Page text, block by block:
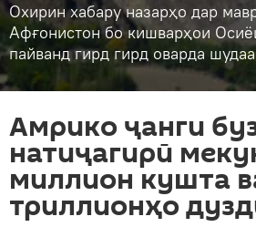
Охирин хабару назарҳо дар
Афғонистон бо кишварҳои
пайванд гирд гирд оварда
Амрико ҷанги
натиҷагирӣ
миллион кушта
триллионҳо